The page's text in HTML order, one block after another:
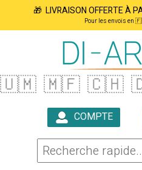
🎁 LIVRAISON OFFERTE À
Pour les envois en
🇺🇲 🇲🇫 🇨🇭
COMPTE